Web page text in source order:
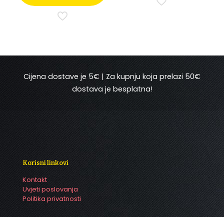
Cijena dostave je 5€ | Za kupnju koja prelazi 50€
dostava je besplatna!
Korisni linkovi
Kontakt
Uvjeti poslovanja
Politika privatnosti